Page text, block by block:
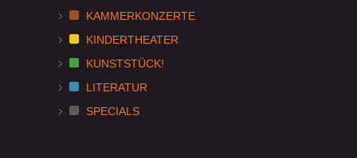
KAMMERKONZERTE
KINDERTHEATER
KUNSTSTÜCK!
LITERATUR
SPECIALS